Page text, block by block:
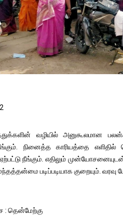
வழியில் அனுகூலமான
நினைத்த காரியத்தை எளிதில்
நீங்கும். எதிலும்
படிப்படியாக குறையும். வரவு
: தென்மேற்கு